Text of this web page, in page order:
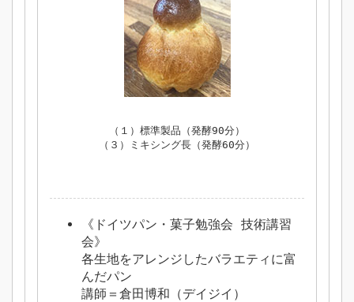
（１）標準製品（発酵90分）
（３）ミキシング長（発酵60分）
《ドイツパン・菓子勉強会 技術講習
会》
各生地をアレンジしたバラエティに富
んだパン
講師＝倉田博和（デイジイ）